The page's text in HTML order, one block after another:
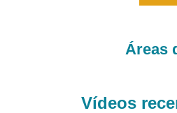
Áreas
Vídeos